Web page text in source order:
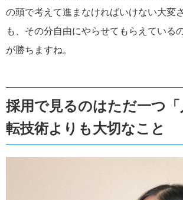
の頭で考えて進まなければいけない大変
も、その分自由にやらせてもらえている
が勝ちますね。
採用で見るのはただ一つ
転技術よりも大切なこと